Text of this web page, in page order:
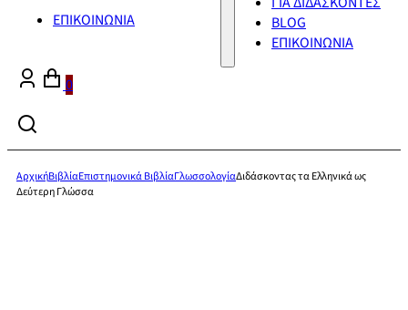
ΕΠΙΚΟΙΝΩΝΙΑ
BLOG
ΕΠΙΚΟΙΝΩΝΙΑ
0
ΑρχικήΒιβλίαΕπιστημονικά ΒιβλίαΓλωσσολογίαΔιδάσκοντας τα Ελληνικά ως
Δεύτερη Γλώσσα